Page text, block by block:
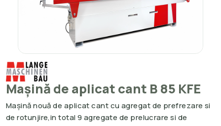
Mașină de aplicat cant B 85 KFE
Mașină nouă de aplicat cant cu agregat de prefrezare si
de rotunjire,in total 9 agregate de prelucrare si de